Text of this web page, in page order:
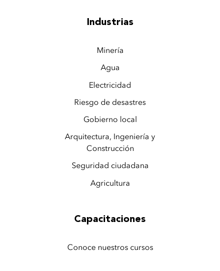
Industrias
Minería
Agua
Electricidad
Riesgo de desastres
Gobierno local
Arquitectura, Ingeniería y
Construcción
Seguridad ciudadana
Agricultura
Capacitaciones
Conoce nuestros cursos